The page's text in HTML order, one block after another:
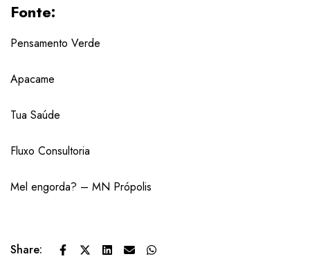
Fonte:
Pensamento Verde
Apacame
Tua Saúde
Fluxo Consultoria
Mel engorda? – MN Própolis
Share: